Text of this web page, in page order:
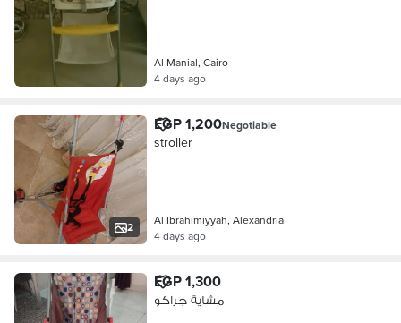
Al Manial, Cairo
4 days ago
2
EGP 1,200Negotiable
stroller
Al Ibrahimiyyah, Alexandria
4 days ago
EGP 1,300
مشاية جراكو